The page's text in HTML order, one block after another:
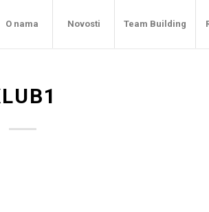
O nama Novosti Team Building